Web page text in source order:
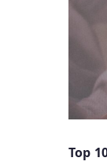
Top